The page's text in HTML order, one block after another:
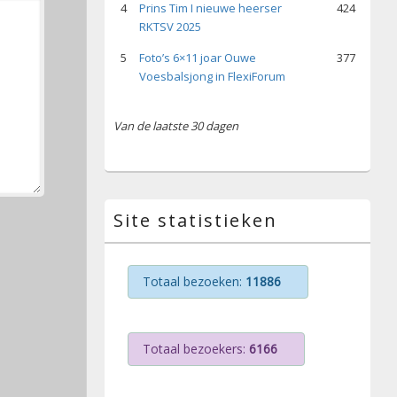
4
Prins Tim I nieuwe heerser
RKTSV 2025
424
5
Foto’s 6×11 joar Ouwe
Voesbalsjong in FlexiForum
377
Van de laatste 30 dagen
Site statistieken
Totaal bezoeken: 11886
Totaal bezoekers: 6166